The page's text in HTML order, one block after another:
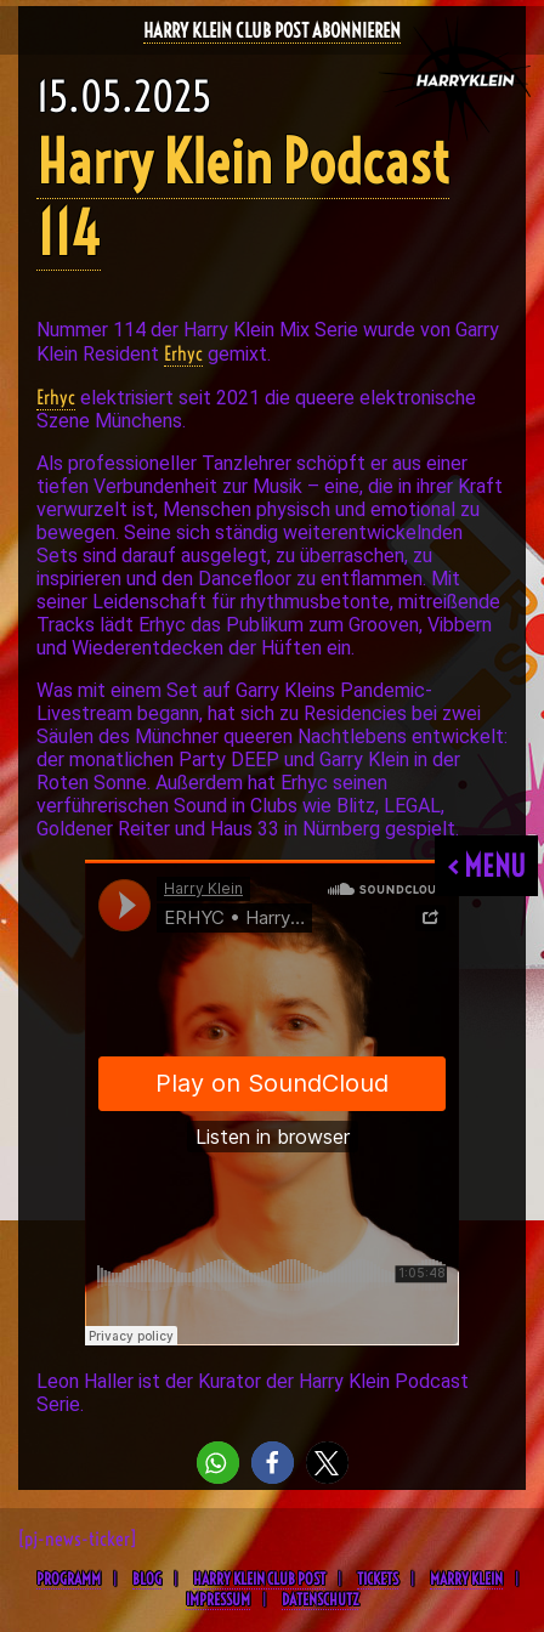
HARRY KLEIN CLUB POST ABONNIEREN
< MENU
15.05.2025
Harry Klein Podcast
114
Nummer 114 der Harry Klein Mix Serie wurde von Garry
Klein Resident Erhyc gemixt.
Erhyc elektrisiert seit 2021 die queere elektronische
Szene Münchens.
Als professioneller Tanzlehrer schöpft er aus einer
tiefen Verbundenheit zur Musik – eine, die in ihrer Kraft
verwurzelt ist, Menschen physisch und emotional zu
bewegen. Seine sich ständig weiterentwickelnden
Sets sind darauf ausgelegt, zu überraschen, zu
inspirieren und den Dancefloor zu entflammen. Mit
seiner Leidenschaft für rhythmusbetonte, mitreißende
Tracks lädt Erhyc das Publikum zum Grooven, Vibbern
und Wiederentdecken der Hüften ein.
Was mit einem Set auf Garry Kleins Pandemic-
Livestream begann, hat sich zu Residencies bei zwei
Säulen des Münchner queeren Nachtlebens entwickelt:
der monatlichen Party DEEP und Garry Klein in der
Roten Sonne. Außerdem hat Erhyc seinen
verführerischen Sound in Clubs wie Blitz, LEGAL,
Goldener Reiter und Haus 33 in Nürnberg gespielt.
Leon Haller ist der Kurator der Harry Klein Podcast
Serie.
[pj-news-ticker]
PROGRAMM BLOG HARRY KLEIN CLUB POST TICKETS
MARRY KLEIN
IMPRESSUM
DATENSCHUTZ